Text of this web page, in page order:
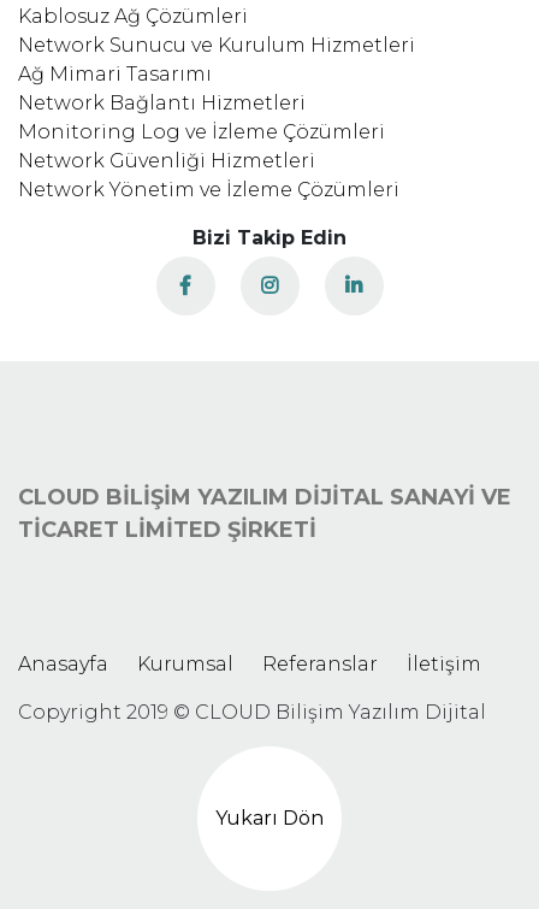
Kablosuz Ağ Çözümleri
Network Sunucu ve Kurulum Hizmetleri
Ağ Mimari Tasarımı
Network Bağlantı Hizmetleri
Monitoring Log ve İzleme Çözümleri
Network Güvenliği Hizmetleri
Network Yönetim ve İzleme Çözümleri
Bizi Takip Edin
CLOUD BİLİŞİM YAZILIM DİJİTAL SANAYİ VE
TİCARET LİMİTED ŞİRKETİ
Anasayfa Kurumsal Referanslar İletişim
Copyright 2019 © CLOUD Bilişim Yazılım Dijital
Yukarı Dön